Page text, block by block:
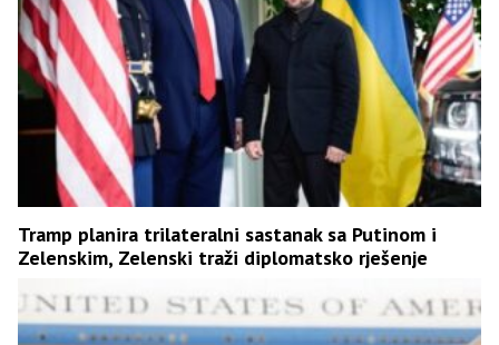
Tramp planira trilateralni sastanak sa Putinom i
Zelenskim, Zelenski traži diplomatsko rješenje